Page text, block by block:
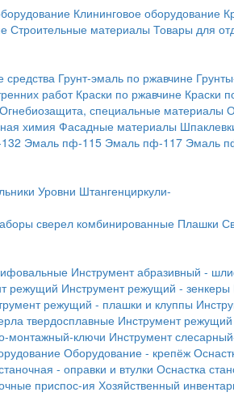
Клининговое оборудование
Строительные материалы Товары для
средства Грунт-эмаль по ржавчине
работ Краски по ржавчине Краски
Огнебиозащита, специальные материалы
химия Фасадные материалы
Эмаль пф-115 Эмаль пф-117 Эмаль
Уровни Штангенциркули-
сверел комбинированные Плашки
Инструмент абразивный -
режущий Инструмент режущий - зенкеры
режущий - плашки и клуппы
твердосплавные Инструмент
монтажный-ключи Инструмент
Оборудование - крепёж
- оправки и втулки Оснастка
приспос-ия Хозяйственный